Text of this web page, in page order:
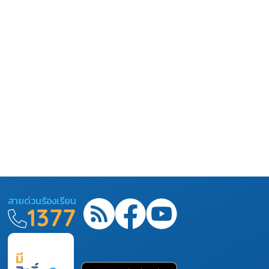
สายด่วนร้องเรียน
1377